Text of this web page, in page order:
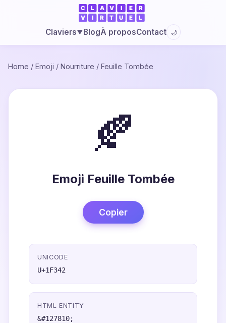
Claviers▼BlogÀ proposContact 🌙
Home / Emoji / Nourriture / Feuille Tombée
🍂
Emoji Feuille Tombée
Copier
UNICODE
U+1F342
HTML ENTITY
&#127810;